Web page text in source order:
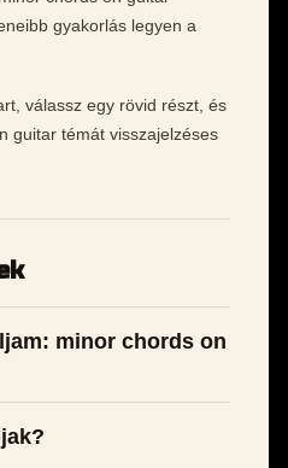
gyakorlás legyen a
válassz egy rövid részt, és
guitar témát visszajelzéses
minor chords on